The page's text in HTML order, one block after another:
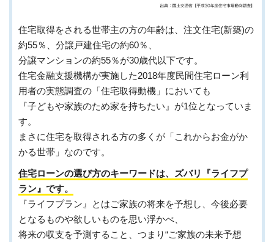
住宅取得をされる世帯主の方の年齢は、注文住宅(新築)の
約55％、分譲戸建住宅の約60％、
分譲マンションの約55％が30歳代以下です。
住宅金融支援機構が実施した2018年度民間住宅ローン利
用者の実態調査の「住宅取得動機」においても
『子どもや家族のため家を持ちたい』が1位となっていま
す。
まさに住宅を取得される方の多くが「これからお金がか
かる世帯」なのです。
住宅ローンの選び方のキーワードは、ズバリ『ライフプ
ラン』です。
『ライフプラン』とはご家族の将来を予想し、今後必要
となるものや欲しいものを思い浮かべ、
将来の収支を予測すること、つまり“ご家族の未来予想